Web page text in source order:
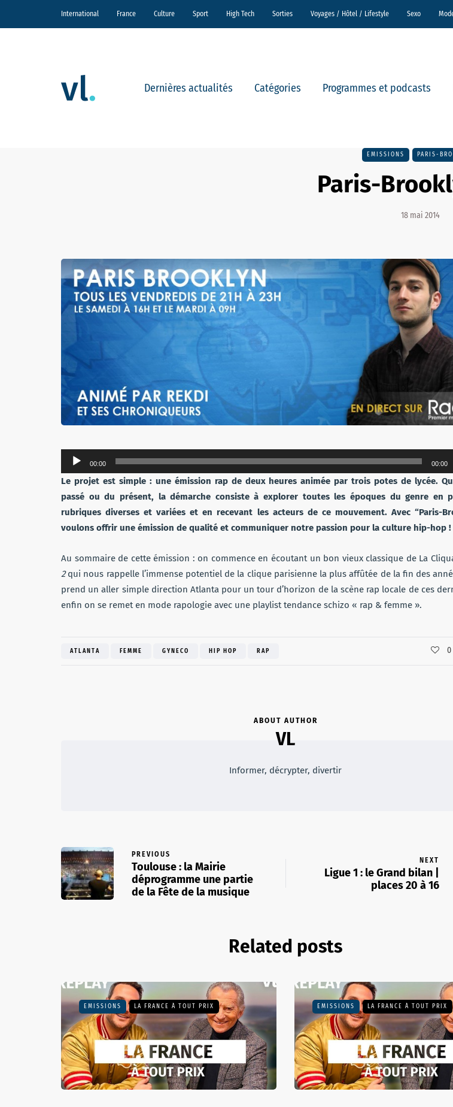
International France Culture Sport High Tech Sorties Voyages / Hôtel / Lifestyle Sexo
Dernières actualités Catégories Programmes et podcasts
EMISSIONS PARIS-
Paris-
18 mai 2014
Lecteur
audio
00:00 00:00
Le projet est simple : une émission rap de deux heures animée par trois potes de lycée.
passé ou du présent, la démarche consiste à explorer toutes les époques du genre en
rubriques diverses et variées et en recevant les acteurs de ce mouvement. Avec “Paris-
voulons offrir une émission de qualité et communiquer notre passion pour la culture hip-hop !
Au sommaire de cette émission : on commence en écoutant un bon vieux classique de La
2qui nous rappelle l’immense potentiel de la clique parisienne la plus affûtée de la fin des
prend un aller simple direction Atlanta pour un tour d’horizon de la scène rap locale de ces
enfin on se remet en mode rapologie avec une playlist tendance schizo « rap & femme ».
ATLANTA FEMME GYNECO HIP HOP RAP 0
ABOUT AUTHOR
VL
Informer, décrypter, divertir
PREVIOUS
Toulouse : la Mairie
déprogramme une partie
de la Fête de la musique
NEXT
Ligue 1 : le Grand bilan |
places 20 à 16
Related posts
EMISSIONS LA FRANCE À TOUT PRIX EMISSIONS LA FRANCE À TOUT PRIX